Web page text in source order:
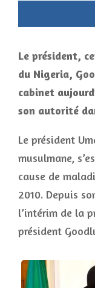
Le président,
du Nigeria,
cabinet
son autorité
Le président
musulmane,
cause de
2010. Depuis
l’intérim de la
président